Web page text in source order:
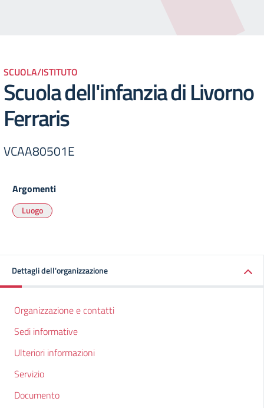
SCUOLA/ISTITUTO
Scuola dell'infanzia di Livorno
Ferraris
VCAA80501E
Argomenti
Luogo
Dettagli dell'organizzazione
Organizzazione e contatti
Sedi informative
Ulteriori informazioni
Servizio
Documento